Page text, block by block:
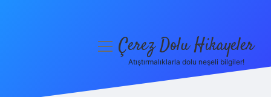
menüyüÇerez Dolu Hikayeler
Atıştırmalıklarla dolu neşeli bilgiler!